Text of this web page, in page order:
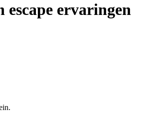
escape ervaringen